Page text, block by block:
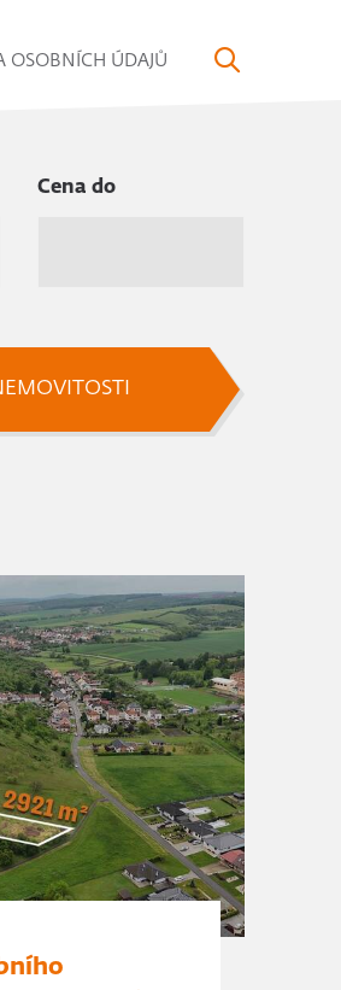
OSOBNÍCH ÚDAJŮ
Cena do